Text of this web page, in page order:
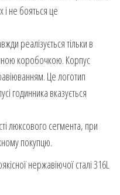
і не бояться це
реалізується тільки в
коробочкою. Корпус
Це логотип
годинника вказується
люксового сегмента, при
покупцю.
нержавіючої сталі 316L